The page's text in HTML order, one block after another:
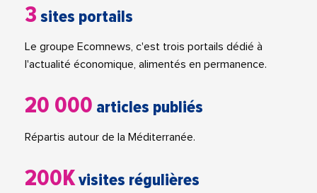
3 sites portails
Le groupe Ecomnews, c'est trois portails dédié à
l'actualité économique, alimentés en permanence.
20 000 articles publiés
Répartis autour de la Méditerranée.
200Kvisites régulières